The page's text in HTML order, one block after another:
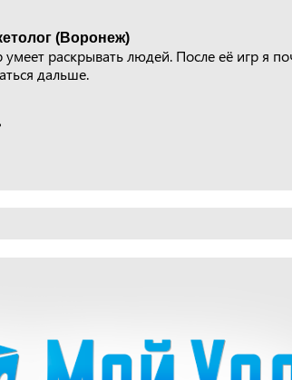
(Воронеж)
умеет раскрывать людей. После её игр я
дальше.